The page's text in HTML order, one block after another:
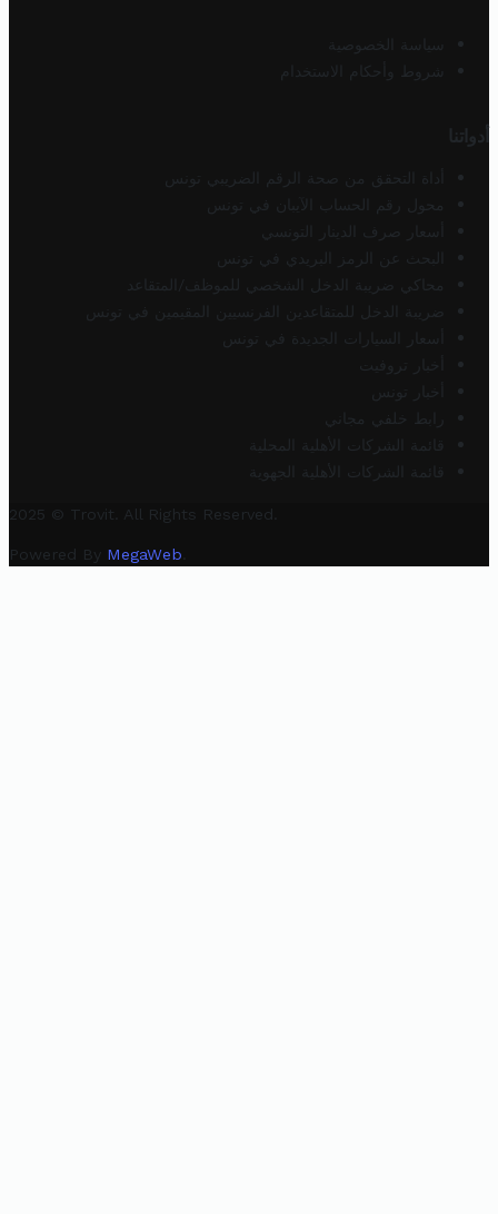
سياسة الخصوصية
شروط وأحكام الاستخدام
أدواتنا
أداة التحقق من صحة الرقم الضريبي تونس
محول رقم الحساب الآيبان في تونس
أسعار صرف الدينار التونسي
البحث عن الرمز البريدي في تونس
محاكي ضريبة الدخل الشخصي للموظف/المتقاعد
ضريبة الدخل للمتقاعدين الفرنسيين المقيمين في تونس
أسعار السيارات الجديدة في تونس
أخبار تروفيت
أخبار تونس
رابط خلفي مجاني
قائمة الشركات الأهلية المحلية
قائمة الشركات الأهلية الجهوية
2025 © Trovit. All Rights Reserved.
Powered By MegaWeb